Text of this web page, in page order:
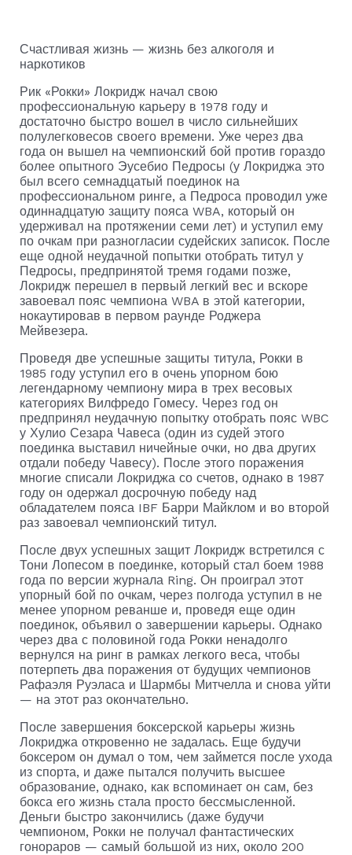
Счастливая жизнь — жизнь без алкоголя и
наркотиков
Рик «Рокки» Локридж начал свою
профессиональную карьеру в 1978 году и
достаточно быстро вошел в число сильнейших
полулегковесов своего времени. Уже через два
года он вышел на чемпионский бой против гораздо
более опытного Эусебио Педросы (у Локриджа это
был всего семнадцатый поединок на
профессиональном ринге, а Педроса проводил уже
одиннадцатую защиту пояса WBA, который он
удерживал на протяжении семи лет) и уступил ему
по очкам при разногласии судейских записок. После
еще одной неудачной попытки отобрать титул у
Педросы, предпринятой тремя годами позже,
Локридж перешел в первый легкий вес и вскоре
завоевал пояс чемпиона WBA в этой категории,
нокаутировав в первом раунде Роджера
Мейвезера.
Проведя две успешные защиты титула, Рокки в
1985 году уступил его в очень упорном бою
легендарному чемпиону мира в трех весовых
категориях Вилфредо Гомесу. Через год он
предпринял неудачную попытку отобрать пояс WBC
у Хулио Сезара Чавеса (один из судей этого
поединка выставил ничейные очки, но два других
отдали победу Чавесу). После этого поражения
многие списали Локриджа со счетов, однако в 1987
году он одержал досрочную победу над
обладателем пояса IBF Барри Майклом и во второй
раз завоевал чемпионский титул.
После двух успешных защит Локридж встретился с
Тони Лопесом в поединке, который стал боем 1988
года по версии журнала Ring. Он проиграл этот
упорный бой по очкам, через полгода уступил в не
менее упорном реванше и, проведя еще один
поединок, объявил о завершении карьеры. Однако
через два с половиной года Рокки ненадолго
вернулся на ринг в рамках легкого веса, чтобы
потерпеть два поражения от будущих чемпионов
Рафаэля Руэласа и Шармбы Митчелла и снова уйти
— на этот раз окончательно.
После завершения боксерской карьеры жизнь
Локриджа откровенно не задалась. Еще будучи
боксером он думал о том, чем займется после ухода
из спорта, и даже пытался получить высшее
образование, однако, как вспоминает он сам, без
бокса его жизнь стала просто бессмысленной.
Деньги быстро закончились (даже будучи
чемпионом, Рокки не получал фантастических
гонораров — самый большой из них, около 200